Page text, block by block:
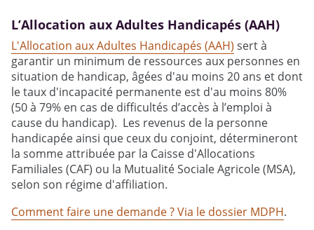
L’Allocation aux Adultes Handicapés (AAH)
L'Allocation aux Adultes Handicapés (AAH) sert à
garantir un minimum de ressources aux personnes en
situation de handicap, âgées d'au moins 20 ans et dont
le taux d'incapacité permanente est d'au moins 80%
(50 à 79% en cas de difficultés d’accès à l’emploi à
cause du handicap). Les revenus de la personne
handicapée ainsi que ceux du conjoint, détermineront
la somme attribuée par la Caisse d'Allocations
Familiales (CAF) ou la Mutualité Sociale Agricole (MSA),
selon son régime d'affiliation.
Comment faire une demande ? Via le dossier MDPH.